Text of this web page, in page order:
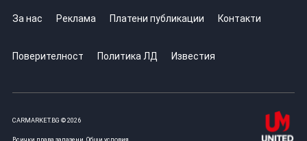
За нас Реклама Платени публикации Контакти
Поверителност Политика ЛД Известия
CARMARKET.BG © 2026
Всички права запазени. Общи условия